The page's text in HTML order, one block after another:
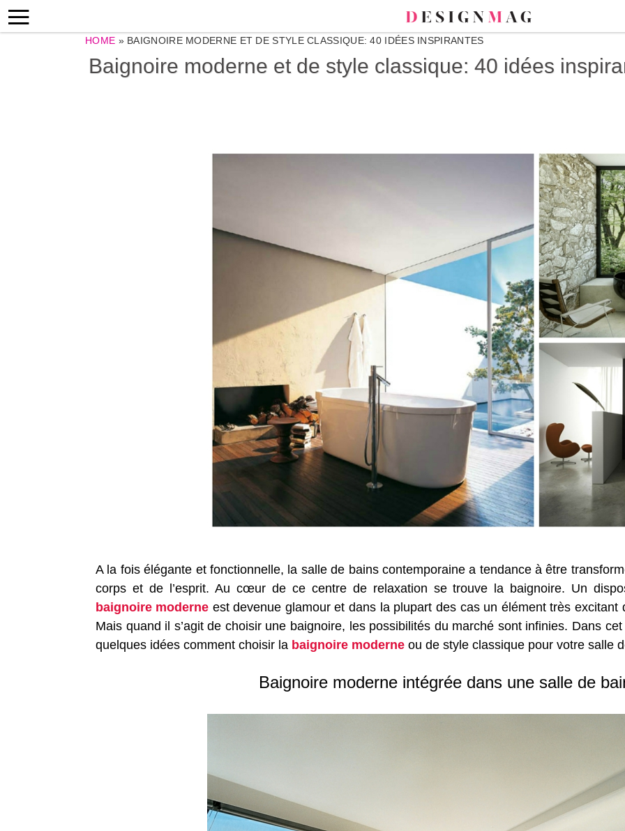
HOME » BAIGNOIRE MODERNE ET DE STYLE CLASSIQUE: 40 IDÉES INSPIRANTES
Baignoire moderne et de style classique: 40 idées
A la fois élégante et fonctionnelle, la salle de bains contemporaine a tendance à être
corps et de l’esprit. Au cœur de ce centre de relaxation se trouve la baignoire. Un
baignoire moderne est devenue glamour et dans la plupart des cas un élément très
Mais quand il s’agit de choisir une baignoire, les possibilités du marché sont infinies. Dans
quelques idées comment choisir la baignoire moderne ou de style classique pour votre salle
Baignoire moderne intégrée dans une salle de